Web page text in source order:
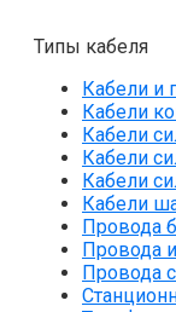
Типы кабеля
Кабели и
Кабели
Кабели
Кабели
Кабели
Кабели
Провода
Провода
Провода